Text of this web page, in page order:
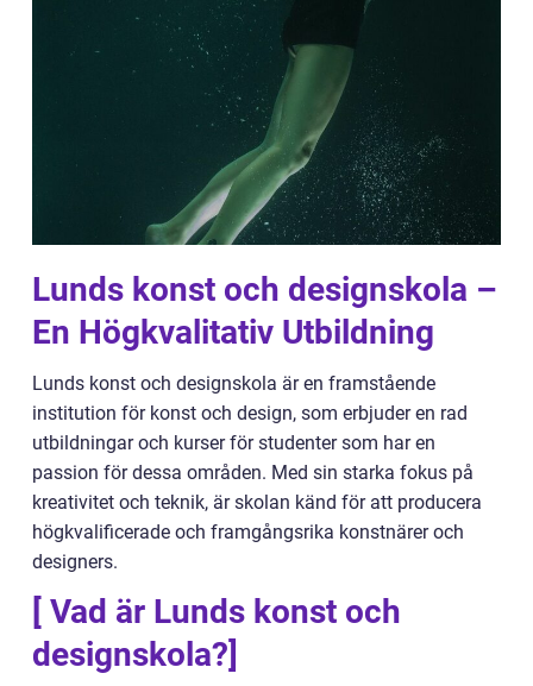
Lunds konst och designskola –
En Högkvalitativ Utbildning
Lunds konst och designskola är en framstående
institution för konst och design, som erbjuder en rad
utbildningar och kurser för studenter som har en
passion för dessa områden. Med sin starka fokus på
kreativitet och teknik, är skolan känd för att producera
högkvalificerade och framgångsrika konstnärer och
designers.
[ Vad är Lunds konst och
designskola?]